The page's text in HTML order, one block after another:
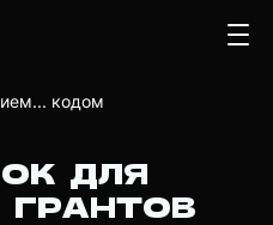
кодом
ДЛЯ
ГРАНТОВ